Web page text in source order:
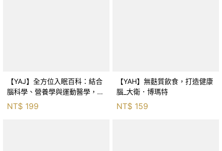
【YAJ】全方位入眠百科：結合
腦科學、營養學與運動醫學，放
鬆減壓的100個好睡祕笈_Tokio
Knowledge, 劉格安
NT$ 199
【YAH】無麩質飲食，打造健康
腦_大衛．博瑪特
NT$ 159